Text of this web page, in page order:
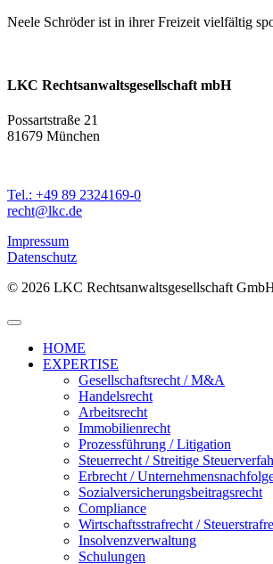
Neele Schröder ist in ihrer Freizeit vielfältig
LKC Rechtsanwaltsgesellschaft mbH
Possartstraße 21
81679 München
Tel.: +49 89 2324169-0
recht@lkc.de
Impressum
Datenschutz
© 2026 LKC Rechtsanwaltsgesellschaft
HOME
EXPERTISE
Gesellschaftsrecht / M&A
Handelsrecht
Arbeitsrecht
Immobilienrecht
Prozessführung / Litigation
Steuerrecht / Streitige
Erbrecht /
Sozialversicherungsbeitragsrecht
Compliance
Wirtschaftsstrafrecht /
Insolvenzverwaltung
Schulungen